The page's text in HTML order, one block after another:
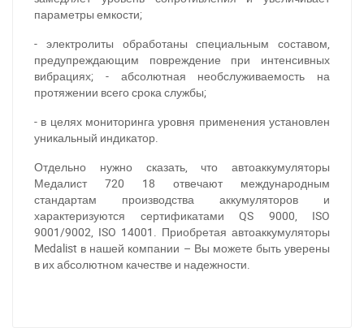
параметры емкости;
- электролиты обработаны специальным составом,
предупреждающим повреждение при интенсивных
вибрациях; - абсолютная необслуживаемость на
протяжении всего срока службы;
- в целях мониторинга уровня применения установлен
уникальный индикатор.
Отдельно нужно сказать, что автоаккумуляторы
Медалист 720 18 отвечают международным
стандартам производства аккумуляторов и
характеризуются сертификатами QS 9000, ISO
9001/9002, ISO 14001. Приобретая автоаккумуляторы
Medalist в нашей компании – Вы можете быть уверены
в их абсолютном качестве и надежности.
За відсутності звязку - дзвоніть, пишіть у Viber / Telegram
(093) 600-51-11